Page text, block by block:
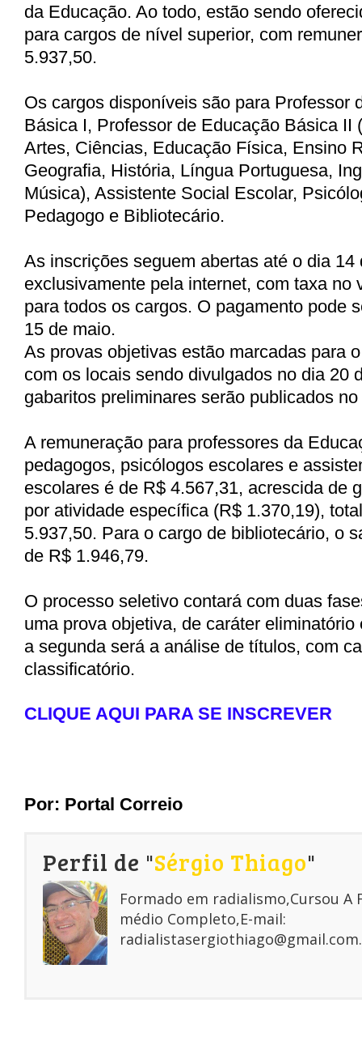
da Educação. Ao todo, estão sendo
para cargos de nível superior, com
5.937,50.
Os cargos disponíveis são para Professor
Básica I, Professor de Educação Básica II
Artes, Ciências, Educação Física, Ensino
Geografia, História, Língua Portuguesa,
Música), Assistente Social Escolar,
Pedagogo e Bibliotecário.
As inscrições seguem abertas até o dia 14
exclusivamente pela internet, com taxa no
para todos os cargos. O pagamento pode
15 de maio.
As provas objetivas estão marcadas para
com os locais sendo divulgados no dia 20
gabaritos preliminares serão publicados
A remuneração para professores da
pedagogos, psicólogos escolares e
escolares é de R$ 4.567,31, acrescida de
por atividade específica (R$ 1.370,19),
5.937,50. Para o cargo de bibliotecário, o
de R$ 1.946,79.
O processo seletivo contará com duas
uma prova objetiva, de caráter
a segunda será a análise de títulos, com
classificatório.
CLIQUE AQUI PARA SE INSCREVER
Por: Portal Correio
Perfil de "Sérgio Thiago"
Formado em radialismo,Cursou A
médio Completo,E-mail:
radialistasergiothiago@gmail.com.